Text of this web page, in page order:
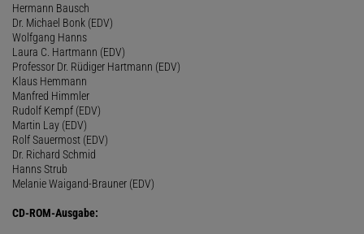
Hermann Bausch
Dr. Michael Bonk (EDV)
Wolfgang Hanns
Laura C. Hartmann (EDV)
Professor Dr. Rüdiger Hartmann (EDV)
Klaus Hemmann
Manfred Himmler
Rudolf Kempf (EDV)
Martin Lay (EDV)
Rolf Sauermost (EDV)
Dr. Richard Schmid
Hanns Strub
Melanie Waigand-Brauner (EDV)
CD-ROM-Ausgabe: